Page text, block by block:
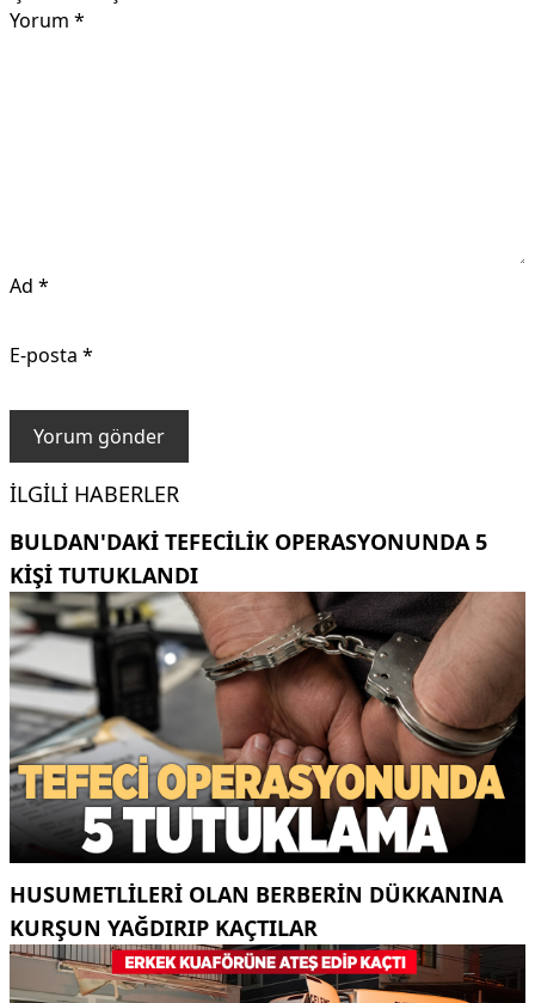
Yorum *
Ad *
E-posta *
İLGILI HABERLER
BULDAN'DAKI TEFECILIK OPERASYONUNDA 5
KIŞI TUTUKLANDI
HUSUMETLILERI OLAN BERBERIN DÜKKANINA
KURŞUN YAĞDIRIP KAÇTILAR